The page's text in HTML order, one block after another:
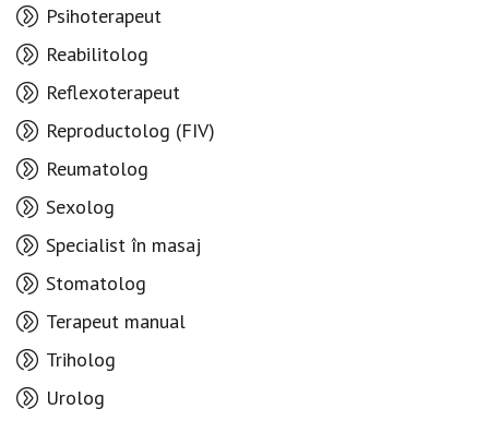
Psihoterapeut
Reabilitolog
Reflexoterapeut
Reproductolog (FIV)
Reumatolog
Sexolog
Specialist în masaj
Stomatolog
Terapeut manual
Triholog
Urolog